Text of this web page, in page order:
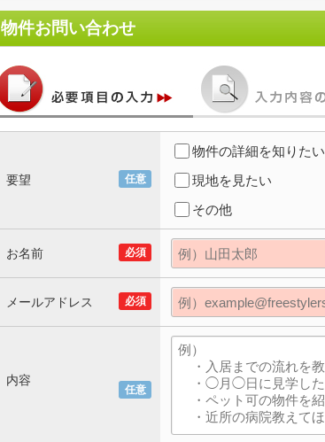
物件お問い合わせ
任意
要望
物件の詳細を知りたい
現地を見たい
その他
必須
お名前
必須
メールアドレス
任意
内容